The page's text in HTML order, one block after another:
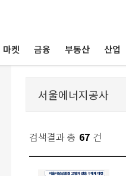
마켓 금융 부동산 산업
검색결과 총 67 건